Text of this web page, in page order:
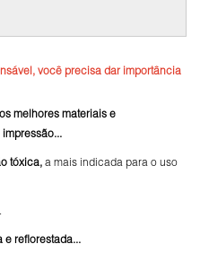
você precisa dar importância
os melhores materiais e
tóxica, a mais indicada para o uso
e reflorestada...